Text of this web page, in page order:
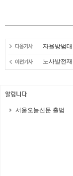
자율방범
노사발전
서울오늘신문 출범